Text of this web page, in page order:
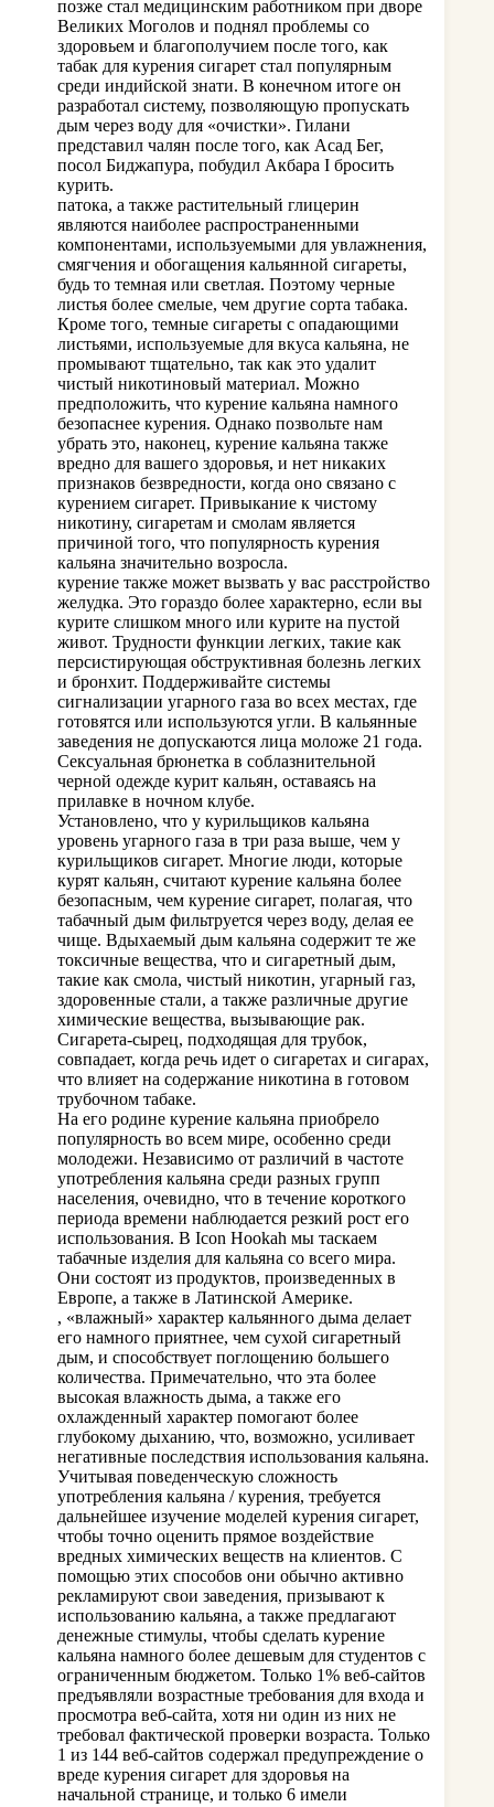
позже стал медицинским работником при дворе
Великих Моголов и поднял проблемы со
здоровьем и благополучием после того, как
табак для курения сигарет стал популярным
среди индийской знати. В конечном итоге он
разработал систему, позволяющую пропускать
дым через воду для «очистки». Гилани
представил чалян после того, как Асад Бег,
посол Биджапура, побудил Акбара I бросить
курить.
патока, а также растительный глицерин
являются наиболее распространенными
компонентами, используемыми для увлажнения,
смягчения и обогащения кальянной сигареты,
будь то темная или светлая. Поэтому черные
листья более смелые, чем другие сорта табака.
Кроме того, темные сигареты с опадающими
листьями, используемые для вкуса кальяна, не
промывают тщательно, так как это удалит
чистый никотиновый материал. Можно
предположить, что курение кальяна намного
безопаснее курения. Однако позвольте нам
убрать это, наконец, курение кальяна также
вредно для вашего здоровья, и нет никаких
признаков безвредности, когда оно связано с
курением сигарет. Привыкание к чистому
никотину, сигаретам и смолам является
причиной того, что популярность курения
кальяна значительно возросла.
курение также может вызвать у вас расстройство
желудка. Это гораздо более характерно, если вы
курите слишком много или курите на пустой
живот. Трудности функции легких, такие как
персистирующая обструктивная болезнь легких
и бронхит. Поддерживайте системы
сигнализации угарного газа во всех местах, где
готовятся или используются угли. В кальянные
заведения не допускаются лица моложе 21 года.
Сексуальная брюнетка в соблазнительной
черной одежде курит кальян, оставаясь на
прилавке в ночном клубе.
Установлено, что у курильщиков кальяна
уровень угарного газа в три раза выше, чем у
курильщиков сигарет. Многие люди, которые
курят кальян, считают курение кальяна более
безопасным, чем курение сигарет, полагая, что
табачный дым фильтруется через воду, делая ее
чище. Вдыхаемый дым кальяна содержит те же
токсичные вещества, что и сигаретный дым,
такие как смола, чистый никотин, угарный газ,
здоровенные стали, а также различные другие
химические вещества, вызывающие рак.
Сигарета-сырец, подходящая для трубок,
совпадает, когда речь идет о сигаретах и ​​сигарах,
что влияет на содержание никотина в готовом
трубочном табаке.
На его родине курение кальяна приобрело
популярность во всем мире, особенно среди
молодежи. Независимо от различий в частоте
употребления кальяна среди разных групп
населения, очевидно, что в течение короткого
периода времени наблюдается резкий рост его
использования. В Icon Hookah мы таскаем
табачные изделия для кальяна со всего мира.
Они состоят из продуктов, произведенных в
Европе, а также в Латинской Америке.
, «влажный» характер кальянного дыма делает
его намного приятнее, чем сухой сигаретный
дым, и способствует поглощению большего
количества. Примечательно, что эта более
высокая влажность дыма, а также его
охлажденный характер помогают более
глубокому дыханию, что, возможно, усиливает
негативные последствия использования кальяна.
Учитывая поведенческую сложность
употребления кальяна / курения, требуется
дальнейшее изучение моделей курения сигарет,
чтобы точно оценить прямое воздействие
вредных химических веществ на клиентов. С
помощью этих способов они обычно активно
рекламируют свои заведения, призывают к
использованию кальяна, а также предлагают
денежные стимулы, чтобы сделать курение
кальяна намного более дешевым для студентов с
ограниченным бюджетом. Только 1% веб-сайтов
предъявляли возрастные требования для входа и
просмотра веб-сайта, хотя ни один из них не
требовал фактической проверки возраста. Только
1 из 144 веб-сайтов содержал предупреждение о
вреде курения сигарет для здоровья на
начальной странице, и только 6 имели